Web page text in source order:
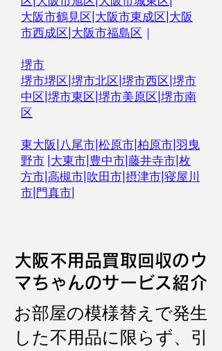
大阪市鶴見区 大阪市東成区 大阪
市西成区| 大阪市福島区 ｜
堺市
堺市堺区 堺市北区 堺市西区 堺市
中区 堺市東区| 堺市美原区 堺市南
区
東大阪 八尾市 松原市 柏原市 羽曳
野市 大東市 豊中市 藤井寺市 枚
方市 高槻市 吹田市 摂津市 寝屋川
市 門真市
大阪不用品買取回収のウ
マちゃんのサービス紹介
お部屋の模様替えで発生
した不用品に限らず、引